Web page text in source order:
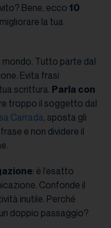
Bene, ecco 10
la tua
Tutto parte dal
Evita frasi
scrittura. Parla con
troppo il soggetto dal
Carrada, sposta gli
e non dividere il
: è l’esatto
Confonde il
inutile. Perché
doppio passaggio?